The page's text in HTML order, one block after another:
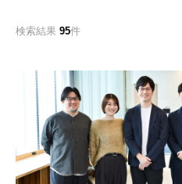
検索結果 95件